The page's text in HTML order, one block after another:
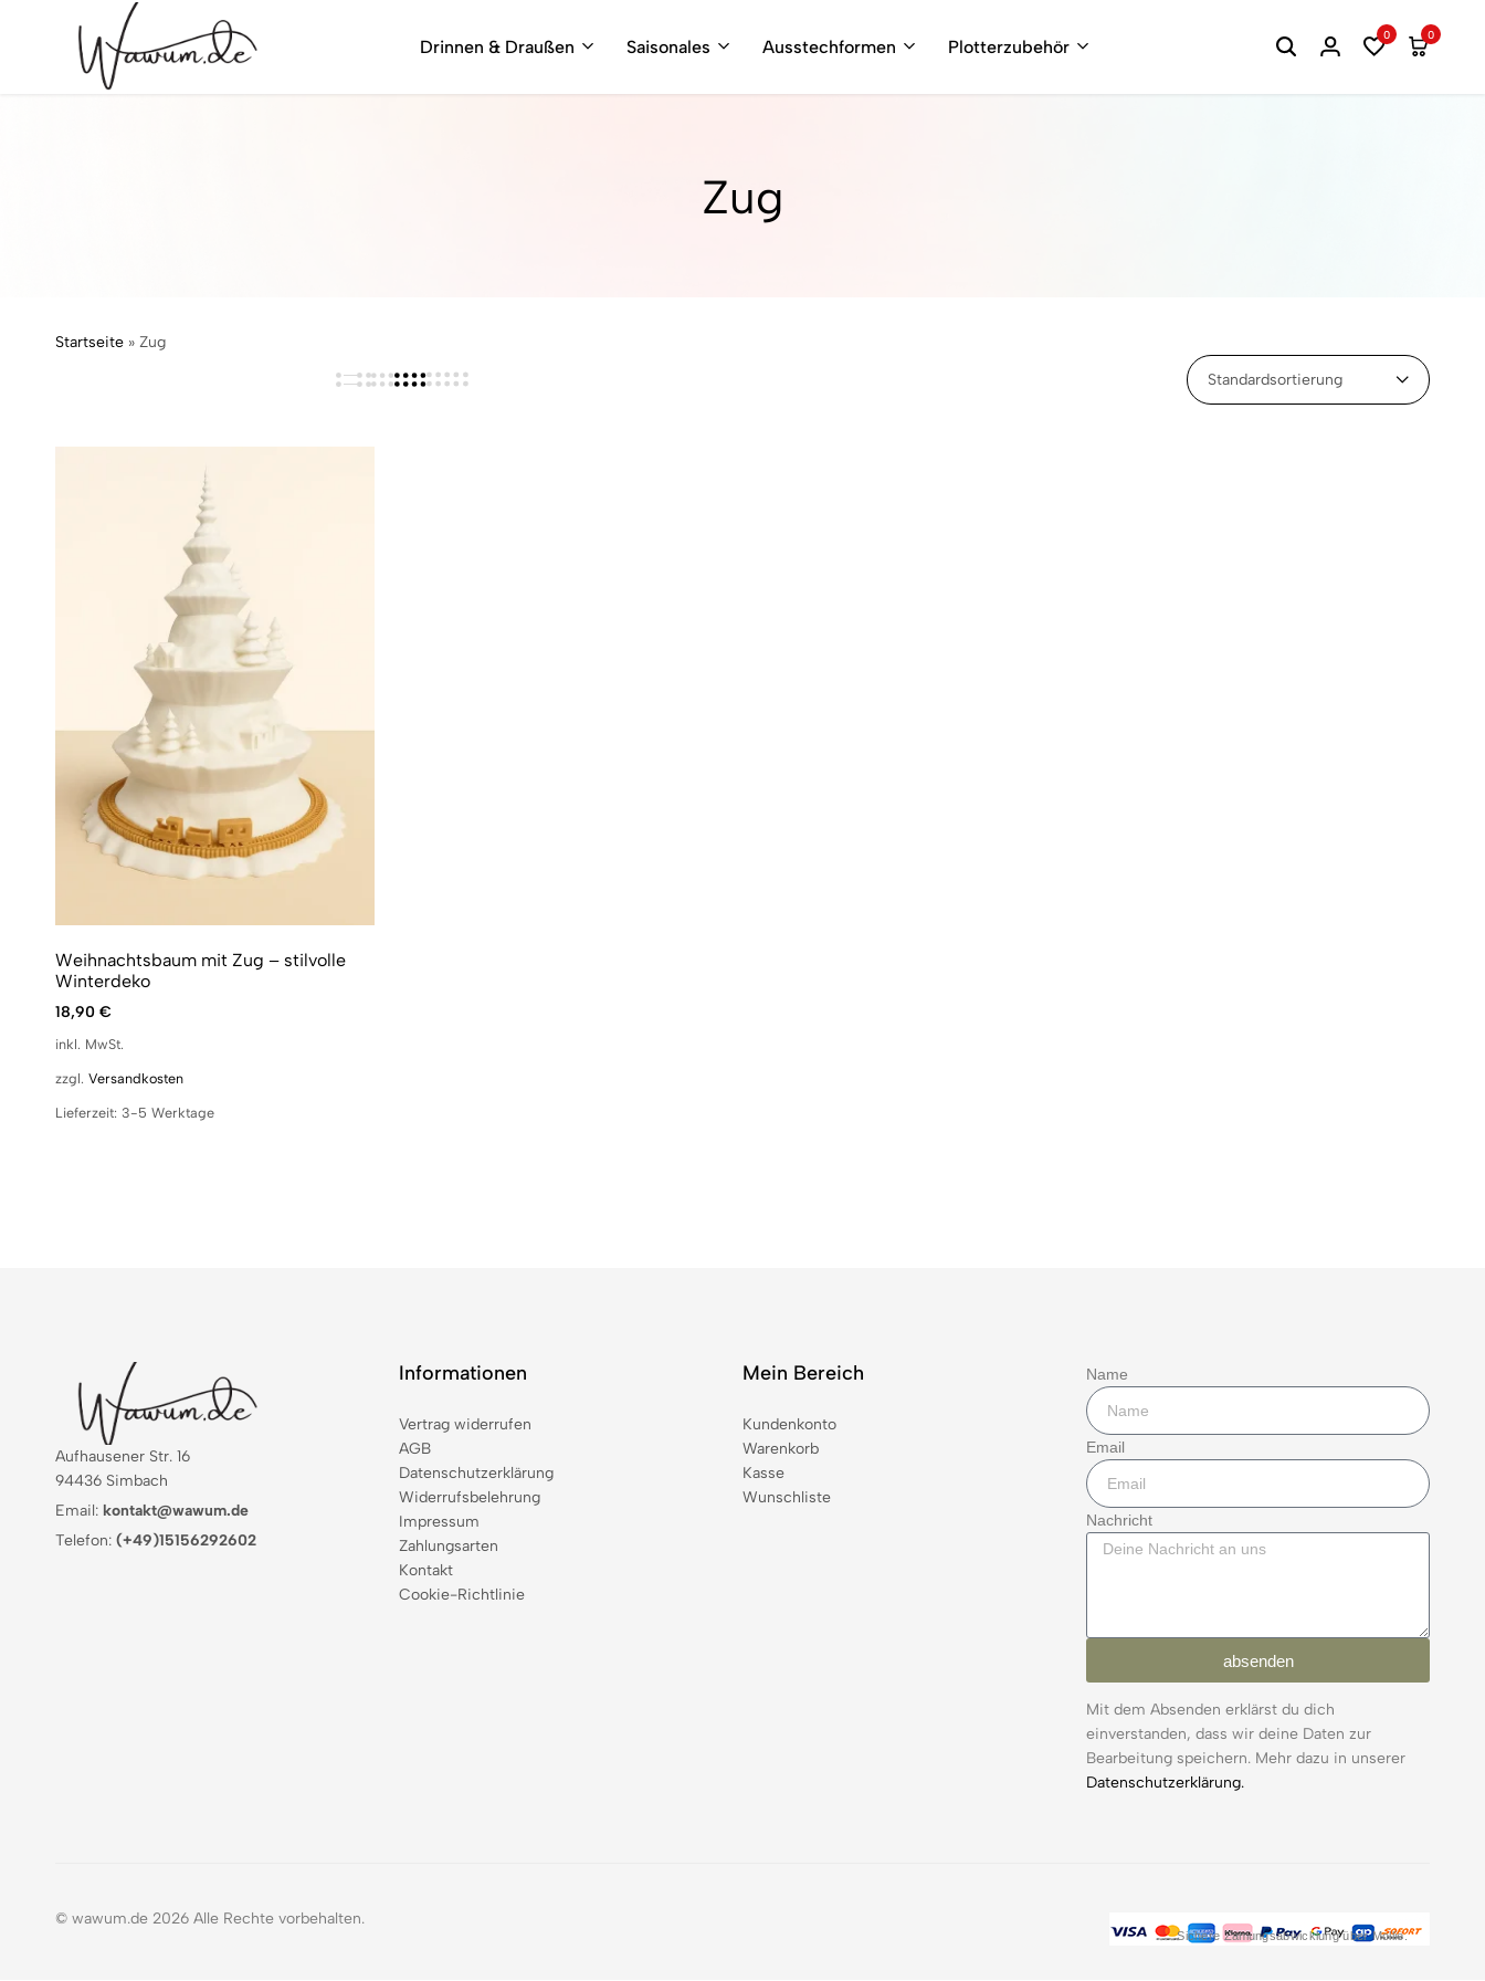
Drinnen & Draußen Saisonales Ausstechformen Plotterzubehör
0 0
Zug
Startseite » Zug
Standardsortierung
Weihnachtsbaum mit Zug – stilvolle
Winterdeko
18,90 €
inkl. MwSt.
zzgl. Versandkosten
Lieferzeit: 3-5 Werktage
Aufhausener Str. 16
94436 Simbach
Email: kontakt@wawum.de
Telefon: (+49)15156292602
Informationen
Vertrag widerrufen
AGB
Datenschutzerklärung
Widerrufsbelehrung
Impressum
Zahlungsarten
Kontakt
Cookie-Richtlinie
Mein Bereich
Kundenkonto
Warenkorb
Kasse
Wunschliste
Name
Email
Nachricht
absenden
Mit dem Absenden erklärst du dich
einverstanden, dass wir deine Daten zur
Bearbeitung speichern. Mehr dazu in unserer
Datenschutzerklärung.
© wawum.de 2026 Alle Rechte vorbehalten.
Sichere Zahlungsabwicklung über Mollie.